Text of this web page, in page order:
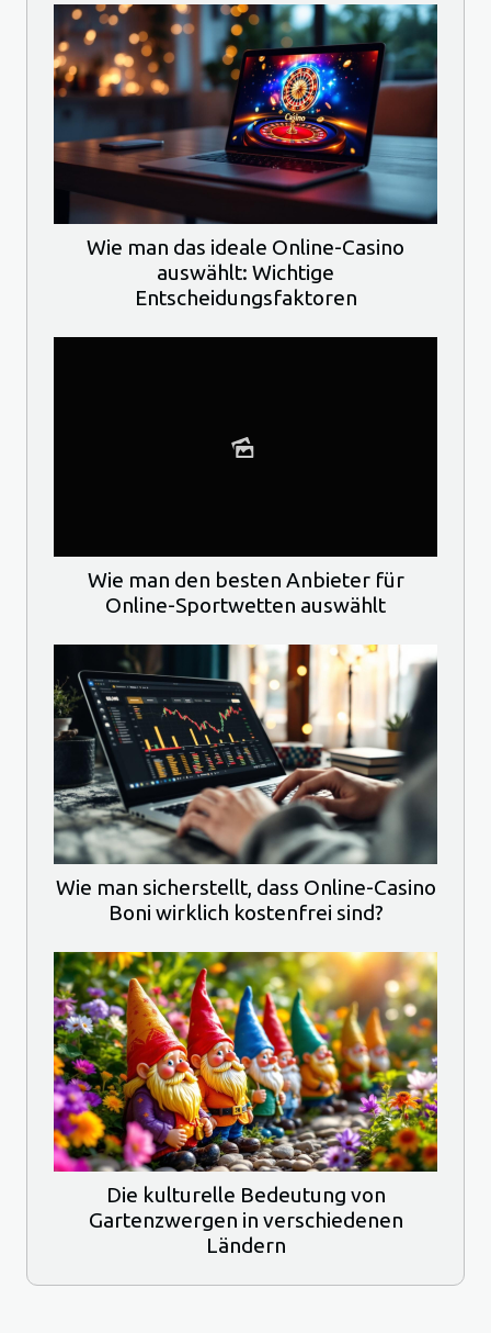
Wie man das ideale Online-Casino
auswählt: Wichtige
Entscheidungsfaktoren
Wie man den besten Anbieter für
Online-Sportwetten auswählt
Wie man sicherstellt, dass Online-Casino
Boni wirklich kostenfrei sind?
Die kulturelle Bedeutung von
Gartenzwergen in verschiedenen
Ländern